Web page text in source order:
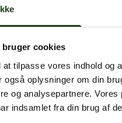
bruger cookies
tilpasse vores indhold og
også oplysninger om din
og analysepartnere.
indsamlet fra din brug af
Gå